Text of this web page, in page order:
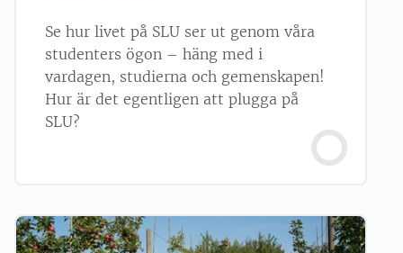
Se hur livet på SLU ser ut genom våra
studenters ögon – häng med i
vardagen, studierna och gemenskapen!
Hur är det egentligen att plugga på
SLU?